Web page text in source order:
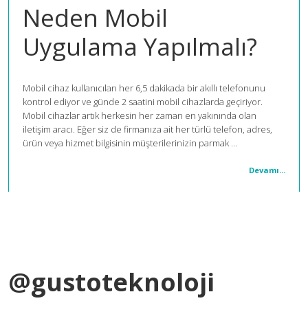
Neden Mobil
Uygulama Yapılmalı?
Mobil cihaz kullanıcıları her 6,5 dakikada bir akıllı telefonunu
kontrol ediyor ve günde 2 saatini mobil cihazlarda geçiriyor.
Mobil cihazlar artık herkesin her zaman en yakınında olan
iletişim aracı. Eğer siz de firmanıza ait her türlü telefon, adres,
ürün veya hizmet bilgisinin müşterilerinizin parmak ...
Devamı...
@gustoteknoloji